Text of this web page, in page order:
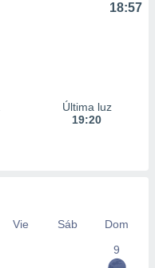
18:57
Última luz
19:20
Vie Sáb
Dom
9